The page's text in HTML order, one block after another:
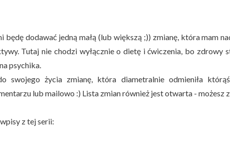
będę dodawać jedną małą (lub większą ;)) zmianę, która mam
Tutaj nie chodzi wyłącznie o dietę i ćwiczenia, bo
psychika.
swojego życia zmianę, która diametralnie odmieniła
lub mailowo :) Lista zmian również jest otwarta - możesz
z tej serii: